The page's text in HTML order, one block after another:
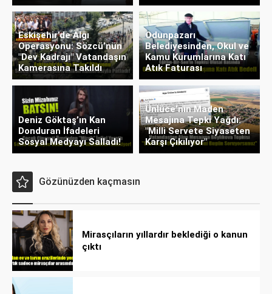
Eskişehir’de Algı
Operasyonu: Sözcü’nün
"Dev Kadrajı" Vatandaşın
Kamerasına Takıldı
Odunpazarı
Belediyesinden, Okul ve
Kamu Kurumlarına Katı
Atık Faturası
Deniz Göktaş’ın Kan
Donduran İfadeleri
Sosyal Medyayı Salladı!
Ünlüce’nin Maden
Mesajına Tepki Yağdı:
"Milli Servete Siyaseten
Karşı Çıkılıyor"
Gözünüzden kaçmasın
Mirasçıların yıllardır beklediği o kanun
çıktı